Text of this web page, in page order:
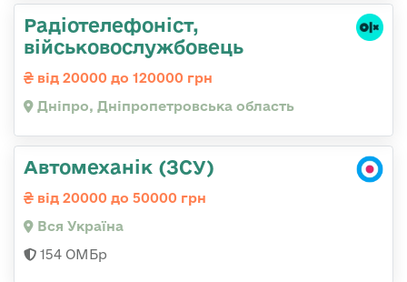
Радіотелефоніст,
військовослужбовець
від 20000 до 120000 грн
Дніпро, Дніпропетровська область
Автомеханік (ЗСУ)
від 20000 до 50000 грн
Вся Україна
154 ОМБр